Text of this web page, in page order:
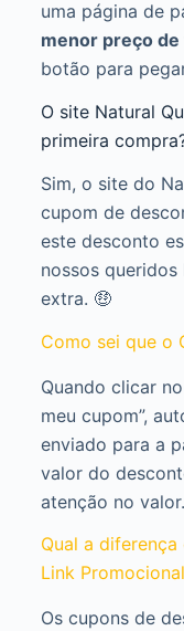
uma página de
menor preço de
botão para
O site Natural
primeira
Sim, o site do
cupom de
este desconto
nossos
extra. 🤑
Como sei que o
Quando clicar
meu cupom”,
enviado para a
valor do
atenção no valor.
Qual a
Link
Os cupons de